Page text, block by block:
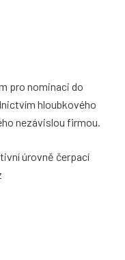
pro nominaci do
hloubkového
nezávislou firmou.
úrovně čerpací